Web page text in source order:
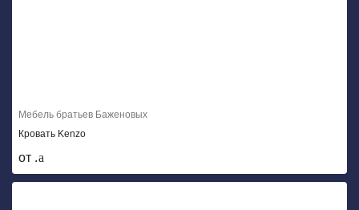
Мебель братьев Баженовых
Кровать Kenzo
от .